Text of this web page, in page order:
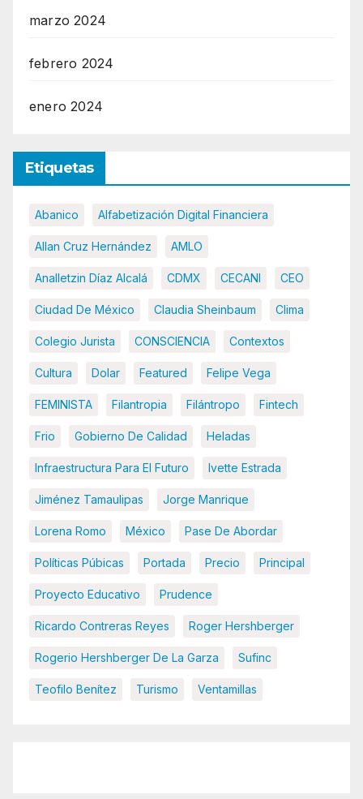
marzo 2024
febrero 2024
enero 2024
Etiquetas
Abanico Alfabetización Digital Financiera
Allan Cruz Hernández AMLO
Analletzin Díaz Alcalá CDMX CECANI CEO
Ciudad De México Claudia Sheinbaum Clima
Colegio Jurista CONSCIENCIA Contextos
Cultura Dolar Featured Felipe Vega
FEMINISTA Filantropia Filántropo Fintech
Frio Gobierno De Calidad Heladas
Infraestructura Para El Futuro Ivette Estrada
Jiménez Tamaulipas Jorge Manrique
Lorena Romo México Pase De Abordar
Políticas Púbicas Portada Precio Principal
Proyecto Educativo Prudence
Ricardo Contreras Reyes Roger Hershberger
Rogerio Hershberger De La Garza Sufinc
Teofilo Benítez Turismo Ventamillas